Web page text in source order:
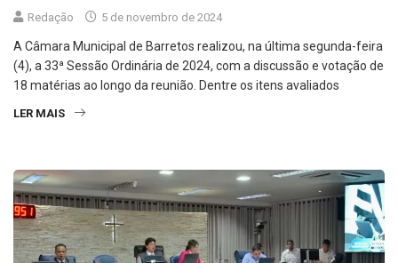
Redação 5 de novembro de 2024
A Câmara Municipal de Barretos realizou, na última segunda-feira
(4), a 33ª Sessão Ordinária de 2024, com a discussão e votação de
18 matérias ao longo da reunião. Dentre os itens avaliados
LER MAIS